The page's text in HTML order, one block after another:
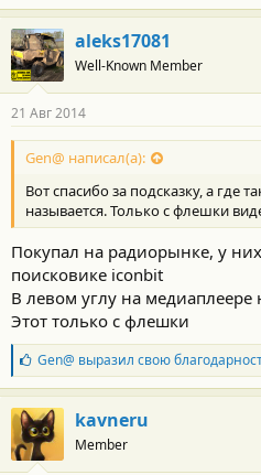
aleks17081
Well-Known Member
21 Авг 2014
Gen@ написал(а):
Вот спасибо за подсказку, а где
называется. Только с флешки
Покупал на радиорынке, у
поисковике iconbit
В левом углу на медиаплеере
Этот только с флешки
Б
л
а
г
о
д
а
Gen@ выразил свою
kavneru
Member